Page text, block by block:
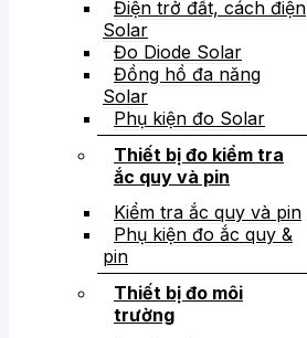
Điện trở đất, cách điện
Solar
Đo Diode Solar
Đồng hồ đa năng
Solar
Phụ kiện đo Solar
Thiết bị đo kiểm tra
ắc quy và pin
Kiểm tra ắc quy và pin
Phụ kiện đo ắc quy &
pin
Thiết bị đo môi
trường